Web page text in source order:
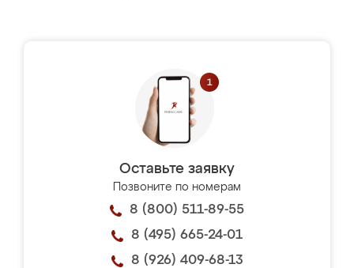
Оставьте заявку
Позвоните по номерам
8 (800) 511-89-55
8 (495) 665-24-01
8 (926) 409-68-13